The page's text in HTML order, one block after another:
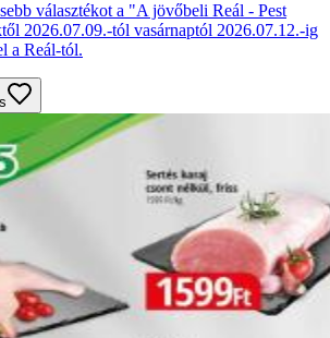
választékot a "A jövőbeli Reál - Pest
2026.07.09.-tól vasárnaptól 2026.07.12.-ig
a Reál-tól.